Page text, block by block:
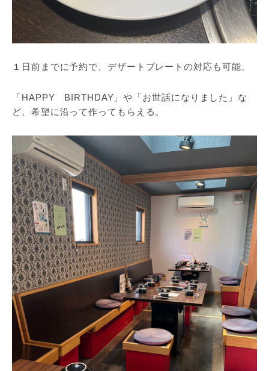
１日前までに予約で、デザートプレートの対応も可能。
「HAPPY BIRTHDAY」や「お世話になりました」な
ど、希望に沿って作ってもらえる。